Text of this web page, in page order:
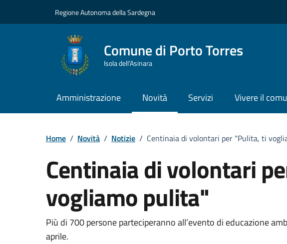
Regione Autonoma della Sardegna
Comune di Porto Torres
Isola dell’Asinara
Amministrazione Novità Servizi Vivere il
Home / Novità / Notizie / Centinaia di volontari per "Pulita, ti
Centinaia di volontari
vogliamo pulita"
Dettagli della notizia
Più di 700 persone parteciperanno all’evento di educazione
aprile.